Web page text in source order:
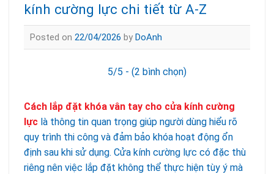
kính cường lực chi tiết từ A-Z
Posted on 22/04/2026 by DoAnh
5/5 - (2 bình chọn)
Cách lắp đặt khóa vân tay cho cửa kính cường
lực là thông tin quan trọng giúp người dùng hiểu rõ
quy trình thi công và đảm bảo khóa hoạt động ổn
định sau khi sử dụng. Cửa kính cường lực có đặc thù
riêng nên việc lắp đặt không thể thực hiện tùy ý mà